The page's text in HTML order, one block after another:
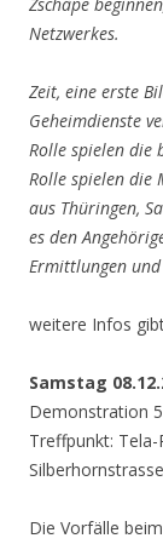
Netzwerkes.
Zeit, eine erste
Geheimdienste
Rolle spielen die
Rolle spielen die
aus Thüringen,
es den
Ermittlungen
weitere Infos
Samstag
Demonstration
Treffpunkt:
Die Vorfälle